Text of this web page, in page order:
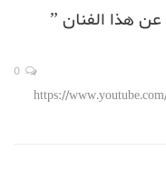
عن هذا الفنان ”
https://